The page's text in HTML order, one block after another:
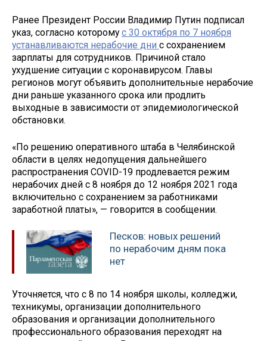
Ранее Президент России Владимир Путин подписал
указ, согласно которомус 30 октября по 7 ноября
устанавливаются нерабочие дни с сохранением
зарплаты для сотрудников. Причиной стало
ухудшение ситуации с коронавирусом. Главы
регионов могут объявить дополнительные нерабочие
дни раньше указанного срока или продлить
выходные в зависимости от эпидемиологической
обстановки.
«По решению оперативного штаба в Челябинской
области в целях недопущения дальнейшего
распространения COVID-19 продлевается режим
нерабочих дней с 8 ноября до 12 ноября 2021 года
включительно с сохранением за работниками
заработной платы», — говорится в сообщении.
Песков: новых решений
по нерабочим дням пока
нет
Уточняется, что с 8 по 14 ноября школы, колледжи,
техникумы, организации дополнительного
образования и организации дополнительного
профессионального образования переходят на